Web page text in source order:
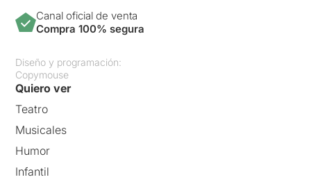
Canal oficial de venta
Compra 100% segura
Diseño y programación:
Copymouse
Quiero ver
Teatro
Musicales
Humor
Infantil